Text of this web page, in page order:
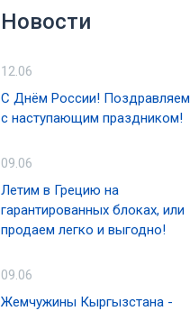
Новости
12.06
С Днём России! Поздравляем
с наступающим праздником!
09.06
Летим в Грецию на
гарантированных блоках, или
продаем легко и выгодно!
09.06
Жемчужины Кыргызстана -